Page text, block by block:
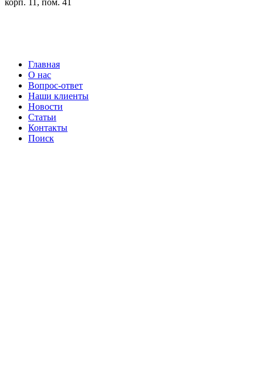
корп. 11, пом. 41
Главная
О нас
Вопрос-ответ
Наши клиенты
Новости
Статьи
Контакты
Поиск